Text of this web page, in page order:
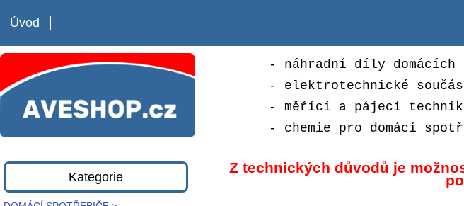
Úvod
- náhradní díly
- elektrotechnické
- měřící a pájecí
- chemie pro domácí
Kategorie
Z technických důvodů je